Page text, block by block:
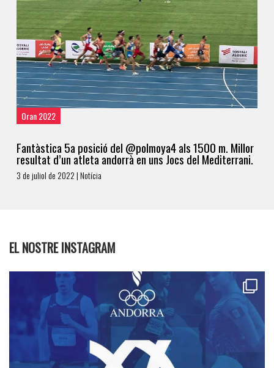
Oran 2022
Fantàstica 5a posició del @polmoya4 als 1500 m. Millor
resultat d’un atleta andorrà en uns Jocs del Mediterrani.
3 de juliol de 2022 | Notícia
EL NOSTRE INSTAGRAM